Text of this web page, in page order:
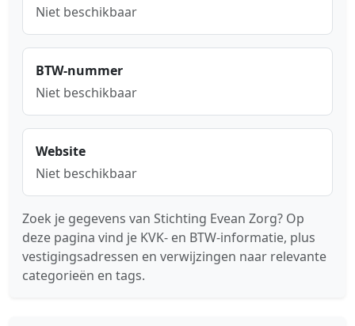
Niet beschikbaar
BTW-nummer
Niet beschikbaar
Website
Niet beschikbaar
Zoek je gegevens van Stichting Evean Zorg? Op
deze pagina vind je KVK- en BTW-informatie, plus
vestigingsadressen en verwijzingen naar relevante
categorieën en tags.